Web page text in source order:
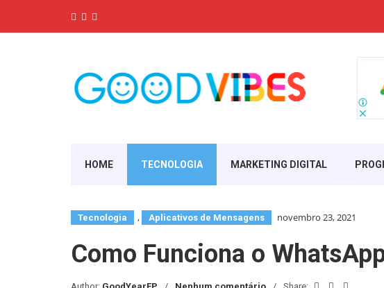
HOME TECNOLOGIA MARKETING DIGITAL
Tecnologia , Aplicativos de Mensagens novembro 23, 2021
Como Funciona o